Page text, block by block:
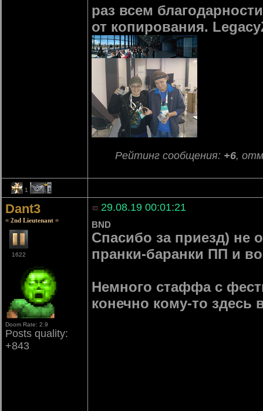
раз всем
от копирования.
Рейтинг сообщения: +6,
1 1
Dant3
= 2nd Lieutenant =
1622
Doom Rate: 2.9
Posts quality:
+843
29.08.19 00:01:21
BND
Спасибо за приезд) не
пранки-баранки ПП и
Немного стаффа с
конечно кому-то здесь